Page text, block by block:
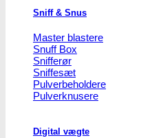
Sniff & Snus
Master blastere
Snuff Box
Snifferør
Sniffesæt
Pulverbeholdere
Pulverknusere
Digital vægte